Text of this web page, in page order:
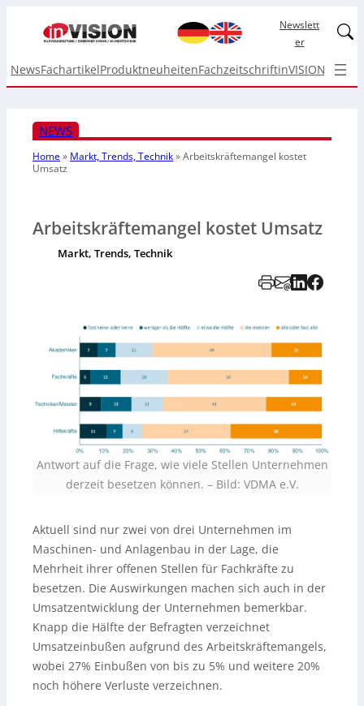
Newslett
er
NewsFachartikelProduktneuheitenFachzeitschriftinVISION Top
NEWS
Home» Markt, Trends, Technik»Arbeitskräftemangel kostet
Umsatz
Arbeitskräftemangel kostet Umsatz
Markt, Trends, Technik
Antwort auf die Frage, wie viele Stellen Unternehmen
derzeit besetzen können. – Bild: VDMA e.V.
Aktuell sind nur zwei von drei Unternehmen im
Maschinen- und Anlagenbau in der Lage, die
Mehrheit ihrer offenen Stellen für Fachkräfte zu
besetzen. Die Auswirkungen machen sich auch in der
Umsatzentwicklung der Unternehmen bemerkbar.
Knapp die Hälfte der Befragten verzeichnet
Umsatzeinbußen aufgrund des Arbeitskräftemangels,
wobei 27% Einbußen von bis zu 5% und weitere 20%
noch höhere Verluste verzeichnen.